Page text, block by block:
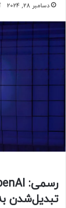
دسامبر 28, 2024
تبدیل‌شدن